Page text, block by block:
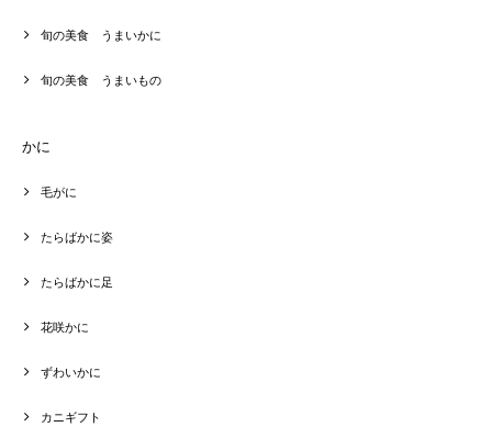
旬の美食 うまいかに
旬の美食 うまいもの
かに
毛がに
たらばかに姿
たらばかに足
花咲かに
ずわいかに
カニギフト